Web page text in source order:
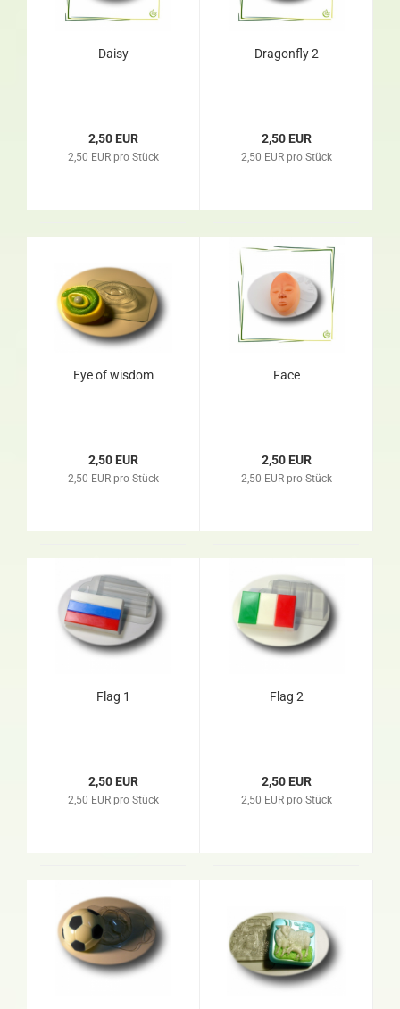
Daisy
2,50 EUR
2,50 EUR pro Stück
Dragonfly 2
2,50 EUR
2,50 EUR pro Stück
Eye of wisdom
2,50 EUR
2,50 EUR pro Stück
Face
2,50 EUR
2,50 EUR pro Stück
Flag 1
2,50 EUR
2,50 EUR pro Stück
Flag 2
2,50 EUR
2,50 EUR pro Stück